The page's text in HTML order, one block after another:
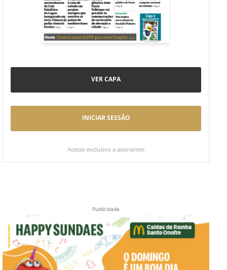
VER CAPA
INICIAR SESSÃO
Acesso exclusivo a assinantes
Publicidade